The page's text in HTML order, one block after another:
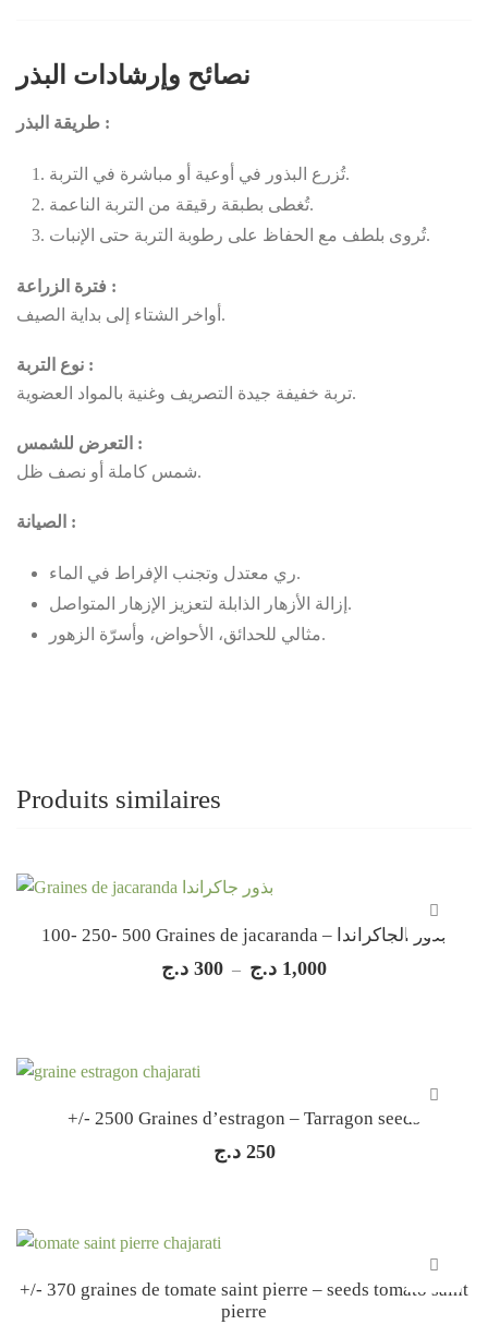
نصائح وإرشادات البذر
طريقة البذر :
تُزرع البذور في أوعية أو مباشرة في التربة.
تُغطى بطبقة رقيقة من التربة الناعمة.
تُروى بلطف مع الحفاظ على رطوبة التربة حتى الإنبات.
فترة الزراعة :
أواخر الشتاء إلى بداية الصيف.
نوع التربة :
تربة خفيفة جيدة التصريف وغنية بالمواد العضوية.
التعرض للشمس :
شمس كاملة أو نصف ظل.
الصيانة :
ري معتدل وتجنب الإفراط في الماء.
إزالة الأزهار الذابلة لتعزيز الإزهار المتواصل.
مثالي للحدائق، الأحواض، وأسرّة الزهور.
Produits similaires
100- 250- 500 Graines de jacaranda – بذور الجاكراندا
300 د.ج – 1,000 د.ج
Plage
+/- 2500 Graines d’estragon – Tarragon seeds
250 د.ج
+/- 370 graines de tomate saint pierre – seeds tomato saint
pierre